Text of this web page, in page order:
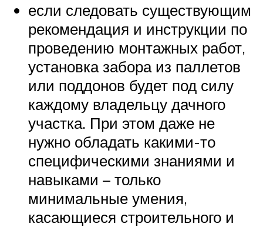
если следовать существующим
рекомендация и инструкции по
проведению монтажных работ,
установка забора из паллетов
или поддонов будет под силу
каждому владельцу дачного
участка. При этом даже не
нужно обладать какими-то
специфическими знаниями и
навыками – только
минимальные умения,
касающиеся строительного и